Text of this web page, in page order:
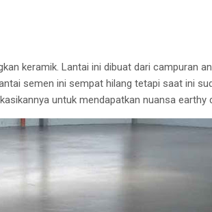
keramik. Lantai ini dibuat dari campuran
semen ini sempat hilang tetapi saat ini
untuk mendapatkan nuansa earthy